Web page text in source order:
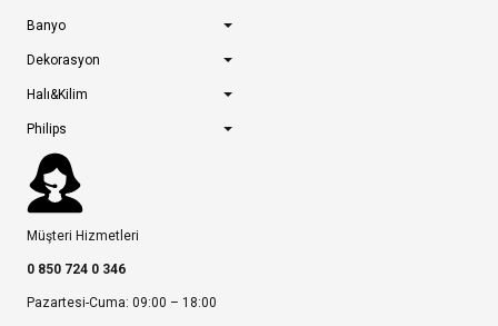
Banyo
Dekorasyon
Halı&Kilim
Philips
Müşteri Hizmetleri
0 850 724 0 346
Pazartesi-Cuma: 09:00 – 18:00